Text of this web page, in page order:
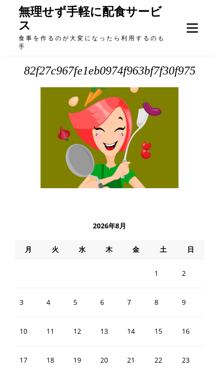
content
無理せず手軽に配食サービ
ス
食事を作るのが大変になったら利用するのも
手
82f27c967fe1eb0974f963bf7f30f975
2026年8月
月 火 水 木 金 土 日
1 2
3 4 5 6 7 8 9
10 11 12 13 14 15 16
17 18 19 20 21 22 23